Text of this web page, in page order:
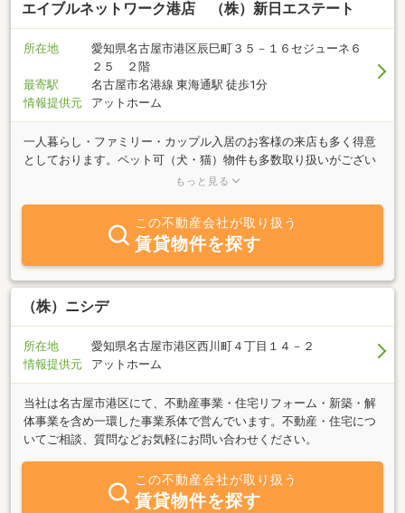
エイブルネットワーク港店 （株）新日エステート
所在地
愛知県名古屋市港区辰巳町３５－１６セジューネ６
２５ ２階
最寄駅
名古屋市名港線 東海通駅 徒歩1分
情報提供元
アットホーム
一人暮らし・ファミリー・カップル入居のお客様の来店も多く得意
としております。ペット可（犬・猫）物件も多数取り扱いがござい
ます。お客様のご希望にあった物件へのお引越しができるようサポ
もっと見る
この不動産会社が取り扱う
賃貸物件を探す
（株）ニシデ
所在地
愛知県名古屋市港区西川町４丁目１４－２
情報提供元
アットホーム
当社は名古屋市港区にて、不動産事業・住宅リフォーム・新築・解
体事業を含め一環した事業系体で営んでいます。不動産・住宅につ
いてご相談、質問などお気軽にお問い合わせください。
この不動産会社が取り扱う
賃貸物件を探す